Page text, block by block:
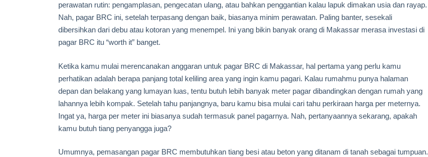
perawatan rutin: pengamplasan, pengecatan ulang, atau bahkan penggantian kalau lapuk dimakan usia dan rayap.
Nah, pagar BRC ini, setelah terpasang dengan baik, biasanya minim perawatan. Paling banter, sesekali
dibersihkan dari debu atau kotoran yang menempel. Ini yang bikin banyak orang di Makassar merasa investasi di
pagar BRC itu “worth it” banget.
Ketika kamu mulai merencanakan anggaran untuk pagar BRC di Makassar, hal pertama yang perlu kamu
perhatikan adalah berapa panjang total keliling area yang ingin kamu pagari. Kalau rumahmu punya halaman
depan dan belakang yang lumayan luas, tentu butuh lebih banyak meter pagar dibandingkan dengan rumah yang
lahannya lebih kompak. Setelah tahu panjangnya, baru kamu bisa mulai cari tahu perkiraan harga per meternya.
Ingat ya, harga per meter ini biasanya sudah termasuk panel pagarnya. Nah, pertanyaannya sekarang, apakah
kamu butuh tiang penyangga juga?
Umumnya, pemasangan pagar BRC membutuhkan tiang besi atau beton yang ditanam di tanah sebagai tumpuan.